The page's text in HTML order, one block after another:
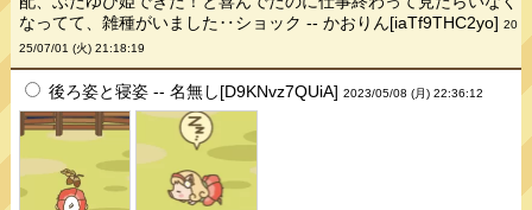
なってて、雑種がいました‥ショック -- かおりん[iaTf9THC2yo]20
25/07/01 (火) 21:18:19
後ろ姿と寝姿 -- 名無し[D9KNvz7QUiA]2023/05/08 (月) 22:36:12